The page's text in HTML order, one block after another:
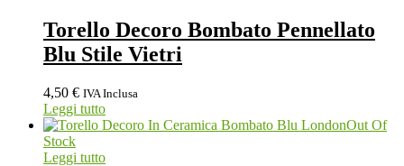
Torello Decoro Bombato Pennellato
Blu Stile Vietri
4,50 € IVA Inclusa
Leggi tutto
Out Of
Stock
Leggi tutto